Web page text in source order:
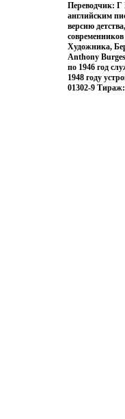
Переводчик:
английским
версию
Художника,
Anthony
по 1946 год
1948 году
01302-9